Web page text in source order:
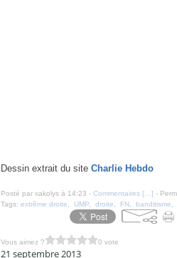
Dessin extrait du site Charlie Hebdo
Posté par xakolys à 14:23 - Commentaires [… ] -
Tags: extrême droite UMP, droite FN, banditisme
Vous aimez ? 0 vote
21 septembre 2013